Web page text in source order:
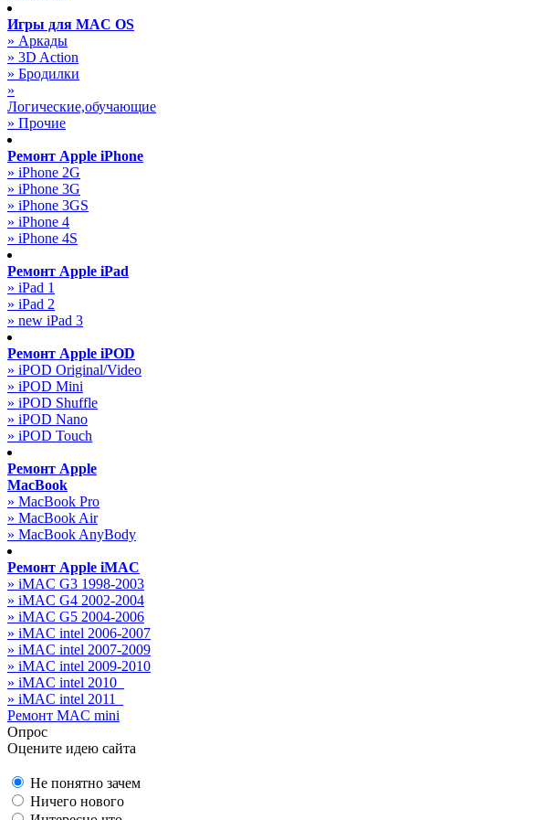
Игры для MAC OS
» Аркады
» 3D Action
» Бродилки
»
Логические,обучающие
» Прочие
Ремонт Apple iPhone
» iPhone 2G
» iPhone 3G
» iPhone 3GS
» iPhone 4
» iPhone 4S
Ремонт Apple iPad
» iPad 1
» iPad 2
» new iPad 3
Ремонт Apple iPOD
» iPOD Original/Video
» iPOD Mini
» iPOD Shuffle
» iPOD Nano
» iPOD Touch
Ремонт Apple
MacBook
» MacBook Pro
» MacBook Air
» MacBook AnyBody
Ремонт Apple iMAC
» iMAC G3 1998-2003
» iMAC G4 2002-2004
» iMAC G5 2004-2006
» iMAC intel 2006-2007
» iMAC intel 2007-2009
» iMAC intel 2009-2010
» iMAC intel 2010_
» iMAC intel 2011_
Ремонт MAC mini
Опрос
Оцените идею сайта
Не понятно зачем
Ничего нового